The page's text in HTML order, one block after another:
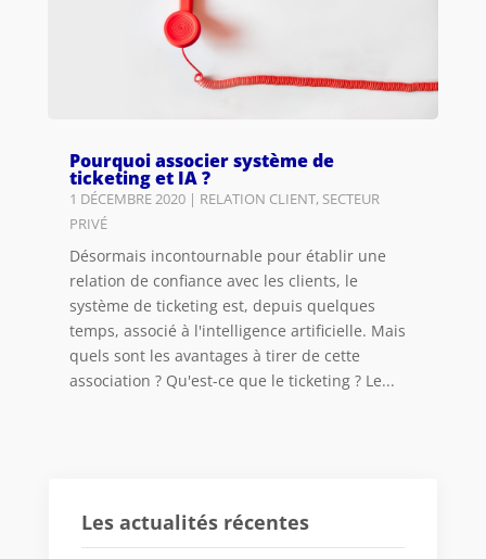
Pourquoi associer système de
ticketing et IA ?
1 DÉCEMBRE 2020| RELATION CLIENT, SECTEUR
PRIVÉ
Désormais incontournable pour établir une
relation de confiance avec les clients, le
système de ticketing est, depuis quelques
temps, associé à l'intelligence artificielle. Mais
quels sont les avantages à tirer de cette
association ? Qu'est-ce que le ticketing ? Le...
Les actualités récentes